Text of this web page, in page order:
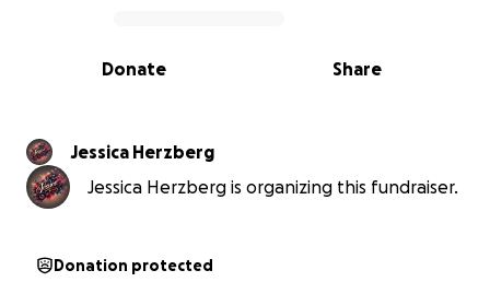
0% complete
Share
Donate
Jessica Herzberg
Jessica Herzberg is organizing this fundraiser.
Donation protected